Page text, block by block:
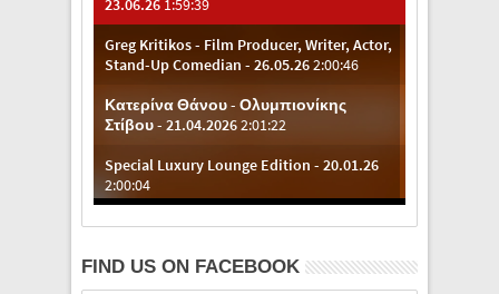
FIND US ON FACEBOOK